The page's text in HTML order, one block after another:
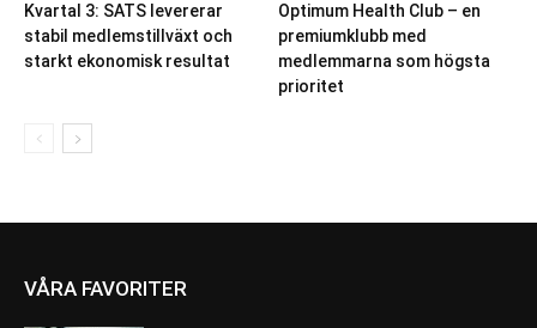
Kvartal 3: SATS levererar
stabil medlemstillväxt och
starkt ekonomisk resultat
Optimum Health Club – en
premiumklubb med
medlemmarna som högsta
prioritet
VÅRA FAVORITER